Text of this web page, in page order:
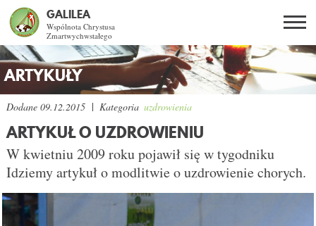
GALILEA
Wspólnota Chrystusa
Zmartwychwstałego
PL BG
Szukaj
CO DAJE ŻYCIE Z JEZUSEM?
SPOTKANIA OTWARTE
DLA KOGO?
AKTUALNOŚCI
ARTYKUŁY
Dodane 09.12.2015 Kategoria uzdrowienia
ARTYKUŁ O UZDROWIENIU
W kwietniu 2009 roku pojawił się w tygodniku
Idziemy artykuł o modlitwie o uzdrowienie chorych.